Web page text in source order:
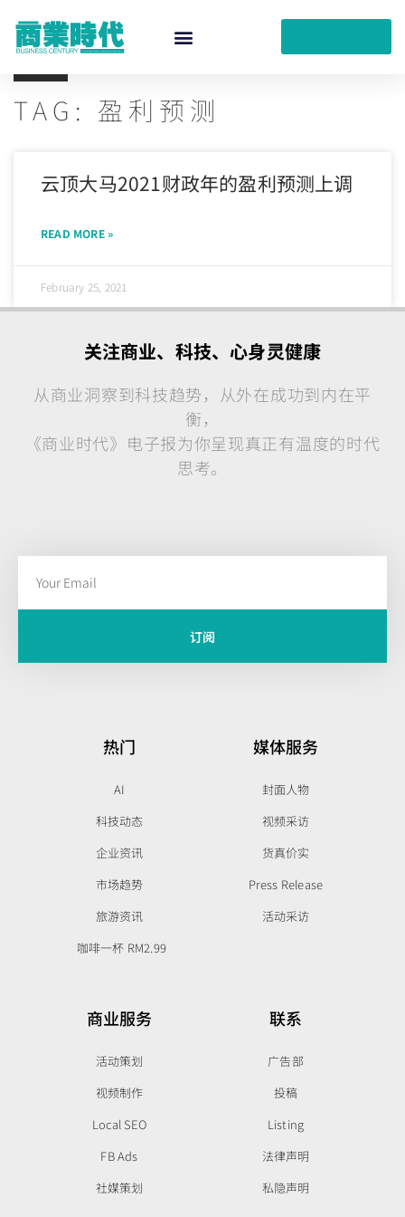
TAG: 盈利预测
云顶大马2021财政年的盈利预测上调
READ MORE »
February 25, 2021
关注商业、科技、心身灵健康
从商业洞察到科技趋势，从外在成功到内在平
衡，
《商业时代》电子报为你呈现真正有温度的时代
思考。
订阅
热门
AI
科技动态
企业资讯
市场趋势
旅游资讯
咖啡一杯 RM2.99
媒体服务
封面人物
视频采访
货真价实
Press Release
活动采访
商业服务
活动策划
视频制作
Local SEO
FB Ads
社媒策划
联系
广告部
投稿
Listing
法律声明
私隐声明